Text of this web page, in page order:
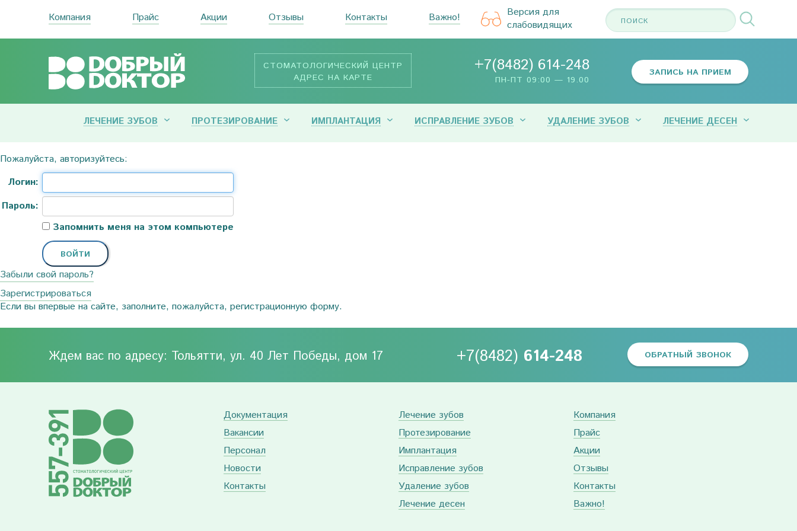
Компания Прайс Акции Отзывы Контакты Важно!
Версия для
слабовидящих
СТОМАТОЛОГИЧЕСКИЙ ЦЕНТР
АДРЕС НА КАРТЕ
+7(8482) 614-248
ПН-ПТ 09:00 — 19.00
ЗАПИСЬ НА ПРИЕМ
ЛЕЧЕНИЕ ЗУБОВ ПРОТЕЗИРОВАНИЕ ИМПЛАНТАЦИЯ ИСПРАВЛЕНИЕ ЗУБОВ УДАЛЕНИЕ ЗУБОВ ЛЕЧЕНИЕ ДЕСЕН
Пожалуйста, авторизуйтесь:
Логин:
Пароль:
Запомнить меня на этом компьютере
Забыли свой пароль?
Зарегистрироваться
Если вы впервые на сайте, заполните, пожалуйста, регистрационную форму.
Ждем вас по адресу: Тольятти, ул. 40 Лет Победы, дом 17 +7(8482) 614-248 ОБРАТНЫЙ ЗВОНОК
Документация
Вакансии
Персонал
Новости
Контакты
Лечение зубов
Протезирование
Имплантация
Исправление зубов
Удаление зубов
Лечение десен
Компания
Прайс
Акции
Отзывы
Контакты
Важно!